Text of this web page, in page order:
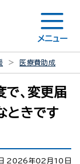
メニュー
医療費助成
で、変更届
ときです
2026年02月10日